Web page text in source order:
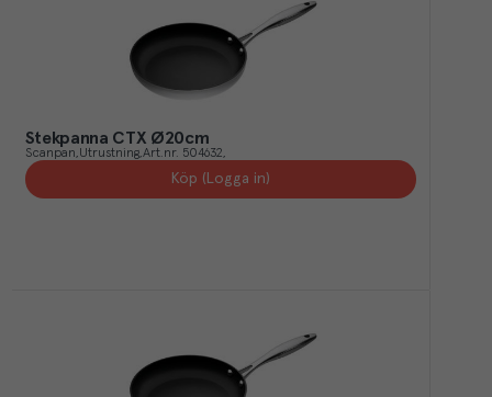
Stekpanna CTX Ø20cm
Scanpan Utrustning Art.nr. 504632
Köp (Logga in)